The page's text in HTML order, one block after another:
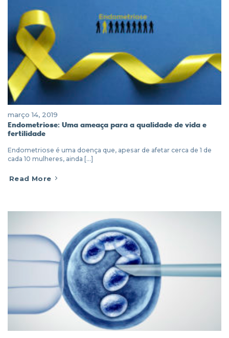
março 14, 2019
Endometriose: Uma ameaça para a qualidade de vida e
fertilidade
Endometriose é uma doença que, apesar de afetar cerca de 1 de
cada 10 mulheres, ainda [...]
Read More